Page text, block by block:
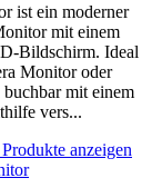
ist ein moderner
mit einem
Bildschirm. Ideal
Monitor oder
mit einem
vers...
Produkte anzeigen